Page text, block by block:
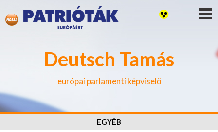
Deutsch Tamás
európai parlamenti képviselő
EGYÉB